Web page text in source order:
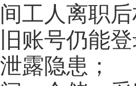
工人离职
账号仍能
露隐患；